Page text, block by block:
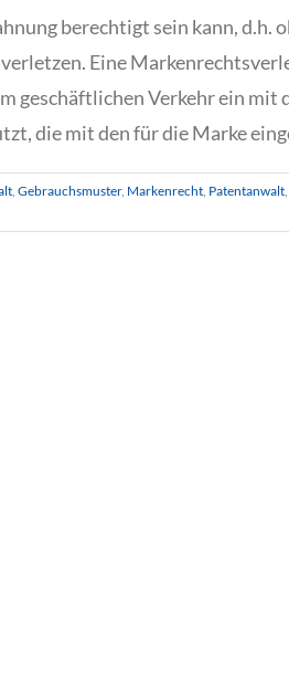
berechtigt sein kann, d.h.
Eine
geschäftlichen Verkehr ein mit
die mit den für die Marke
, Gebrauchsmuster, Markenrecht, Patentanwalt,